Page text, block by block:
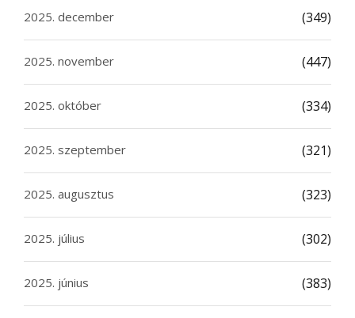
2025. december (349)
2025. november (447)
2025. október (334)
2025. szeptember (321)
2025. augusztus (323)
2025. július (302)
2025. június (383)